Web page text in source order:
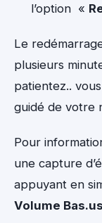
l’option «
Le
plusieurs
patientez..
guidé de votre
Pour
une capture
appuyant en
Volume Bas.us